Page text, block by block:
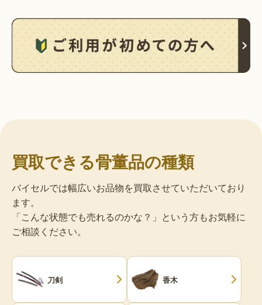
買取できる骨董品の種類
バイセルでは幅広いお品物を買取させていただいており
ます。
「こんな状態でも売れるのかな？」という方もお気軽に
ご相談ください。
刀剣 香木